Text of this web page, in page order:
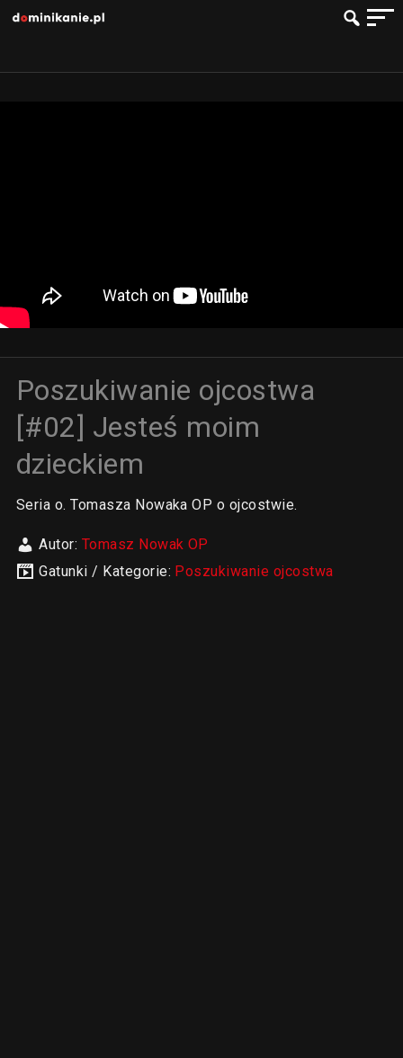
Poszukiwanie ojcostwa
[#02] Jesteś moim
dzieckiem
Seria o. Tomasza Nowaka OP o ojcostwie.
Autor: Tomasz Nowak OP
Gatunki / Kategorie: Poszukiwanie ojcostwa